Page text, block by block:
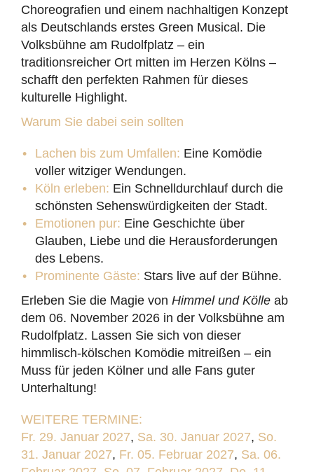
Choreografien und einem nachhaltigen Konzept
als Deutschlands erstes Green Musical. Die
Volksbühne am Rudolfplatz – ein
traditionsreicher Ort mitten im Herzen Kölns –
schafft den perfekten Rahmen für dieses
kulturelle Highlight.
Warum Sie dabei sein sollten
Lachen bis zum Umfallen: Eine Komödie
voller witziger Wendungen.
Köln erleben: Ein Schnelldurchlauf durch die
schönsten Sehenswürdigkeiten der Stadt.
Emotionen pur: Eine Geschichte über
Glauben, Liebe und die Herausforderungen
des Lebens.
Prominente Gäste: Stars live auf der Bühne.
Erleben Sie die Magie von Himmel und Kölle ab
dem 06. November 2026 in der Volksbühne am
Rudolfplatz. Lassen Sie sich von dieser
himmlisch-kölschen Komödie mitreißen – ein
Muss für jeden Kölner und alle Fans guter
Unterhaltung!
WEITERE TERMINE:
Fr. 29. Januar 2027, Sa. 30. Januar 2027, So.
31. Januar 2027, Fr. 05. Februar 2027, Sa. 06.